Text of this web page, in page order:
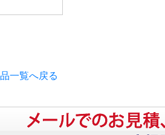
一覧へ戻る